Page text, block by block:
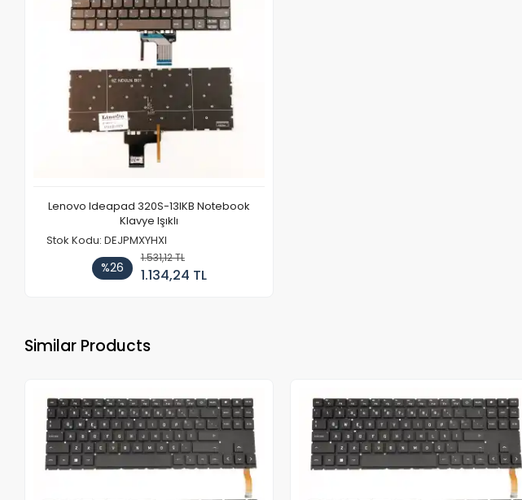
Lenovo Ideapad 320S-13IKB Notebook
Klavye Işıklı
Stok Kodu: DEJPMXYHXI
%26
1.531,12 TL
1.134,24 TL
Similar Products